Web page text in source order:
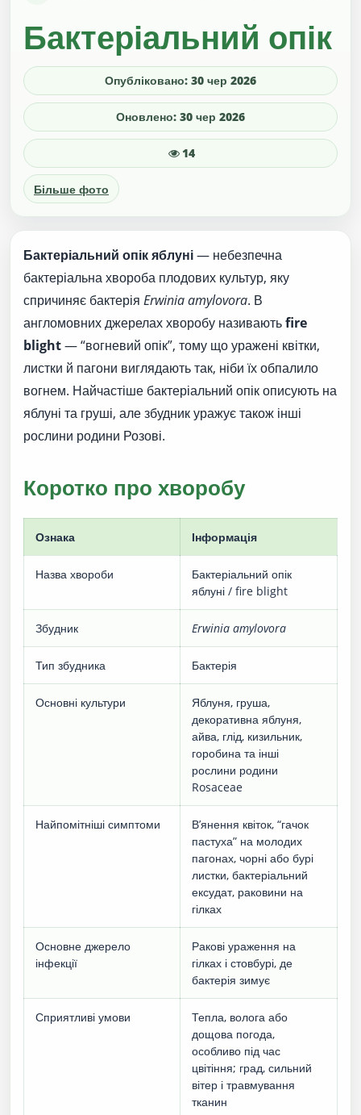
Бактеріальний опік
Опубліковано: 30 чер 2026
Оновлено: 30 чер 2026
14
Більше фото
Бактеріальний опік яблуні— небезпечна
бактеріальна хвороба плодових культур, яку
спричиняє бактерія Erwinia amylovora. В
англомовних джерелах хворобу називаютьfire
blight— “вогневий опік”, тому що уражені квітки,
листки й пагони виглядають так, ніби їх обпалило
вогнем. Найчастіше бактеріальний опік описують на
яблуні та груші, але збудник уражує також інші
рослини родини Розові.
Коротко про хворобу
Ознака Інформація
Назва хвороби
Бактеріальний опік
яблуні / fire blight
Збудник Erwinia amylovora
Тип збудника Бактерія
Основні культури
Яблуня, груша,
декоративна яблуня,
айва, глід, кизильник,
горобина та інші
рослини родини
Rosaceae
Найпомітніші симптоми
В’янення квіток, “гачок
пастуха” на молодих
пагонах, чорні або бурі
листки, бактеріальний
ексудат, раковини на
гілках
Основне джерело
інфекції
Ракові ураження на
гілках і стовбурі, де
бактерія зимує
Сприятливі умови
Тепла, волога або
дощова погода,
особливо під час
цвітіння; град, сильний
вітер і травмування
тканин